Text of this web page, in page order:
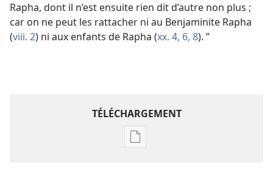
Rapha, dont il n’est ensuite rien dit d’autre non plus ;
car on ne peut les rattacher ni au Benjaminite Rapha
(viii. 2) ni aux enfants de Rapha (xx. 4, 6, 8). ”
TÉLÉCHARGEMENT
Options